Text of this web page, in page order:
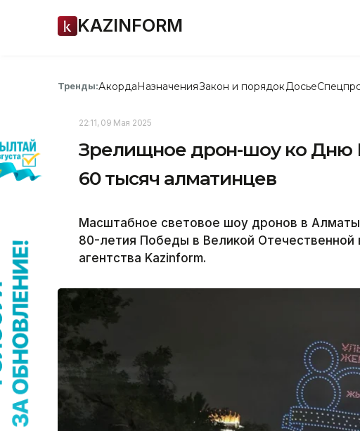
KAZINFORM
Тренды:АкордаНазначенияЗакон и порядок Досье
22:11, 09 Мая 2025
Зрелищное дрон-шоу ко Дню
60 тысяч алматинцев
Масштабное световое шоу дронов в Алматы
80-летия Победы в Великой Отечественной
агентства Kazinform.